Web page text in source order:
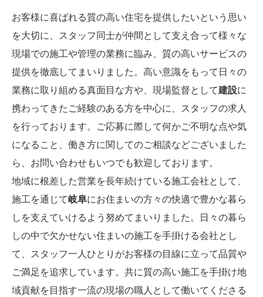
お客様に喜ばれる質の高い住宅を提供したいという思い
を大切に、スタッフ同士が仲間として支え合って様々な
現場での施工や管理の業務に臨み、質の高いサービスの
提供を徹底してまいりました。高い意識をもって日々の
業務に取り組める真面目な方や、現場監督として建設に
携わってきたご経験のある方を中心に、スタッフの求人
を行っております。ご応募に際して何かご不明な点や気
になること、働き方に関してのご相談などございました
ら、お問い合わせもいつでも歓迎しております。
地域に根差した営業を長年続けている施工会社として、
施工を通じて岐阜にお住まいの方々の快適で豊かな暮ら
しを支えていけるよう努めてまいりました。日々の暮ら
しの中で欠かせない住まいの施工を手掛ける会社とし
て、スタッフ一人ひとりがお客様の目線に立って品質や
ご満足を追求しています。共に質の高い施工を手掛け地
域貢献を目指す一流の現場の職人として働いてくださる